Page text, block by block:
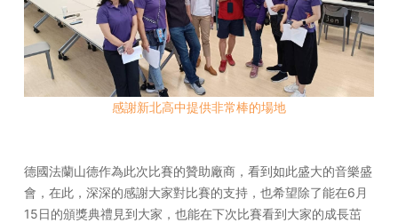
感謝新北高中提供非常棒的場地
德國法蘭山德作為此次比賽的贊助廠商， 看到如此盛大的音樂盛
會， 在此，深深的感謝大家對比賽的支持， 也希望除了能在6月
15日的頒獎典禮見到大家， 也能在下次比賽看到大家的成長茁